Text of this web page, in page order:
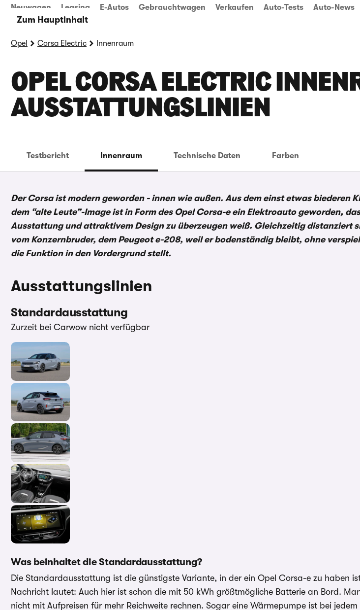
Zum Hauptinhalt
Neuwagen Leasing E-Autos Gebrauchtwagen Verkaufen Auto-Tests Auto-News
Opel Corsa Electric Innenraum
OPEL CORSA ELECTRIC
AUSSTATTUNGSLINIEN
Testbericht Innenraum Technische Daten Farben
Der Corsa ist modern geworden - innen wie außen. Aus dem einst etwas biederen
dem “alte Leute”-Image ist in Form des Opel Corsa-e ein Elektroauto geworden,
Ausstattung und attraktivem Design zu überzeugen weiß. Gleichzeitig distanziert
vom Konzernbruder, dem Peugeot e-208, weil er bodenständig bleibt, ohne
die Funktion in den Vordergrund stellt.
Ausstattungslinien
Standardausstattung
Zurzeit bei Carwow nicht verfügbar
Was beinhaltet die Standardausstattung?
Die Standardausstattung ist die günstigste Variante, in der ein Opel Corsa-e zu haben
Nachricht lautet: Auch hier ist schon die mit 50 kWh größtmögliche Batterie an Bord.
nicht mit Aufpreisen für mehr Reichweite rechnen. Sogar eine Wärmepumpe ist bei